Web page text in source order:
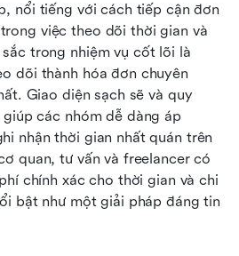
nổi tiếng với cách tiếp cận đơn
việc theo dõi thời gian và
trong nhiệm vụ cốt lõi là
dõi thành hóa đơn chuyên
Giao diện sạch sẽ và quy
các nhóm dễ dàng áp
nhận thời gian nhất quán trên
quan, tư vấn và freelancer có
chính xác cho thời gian và chi
bật như một giải pháp đáng tin